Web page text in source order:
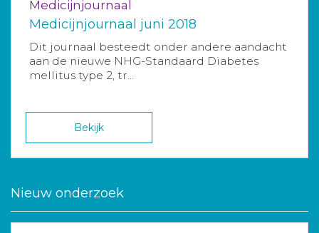
Medicijnjournaal
Medicijnjournaal juni 2018
Dit journaal besteedt onder andere aandacht
aan de nieuwe NHG-Standaard Diabetes
mellitus type 2, tr...
Bekijk
Nieuw onderzoek